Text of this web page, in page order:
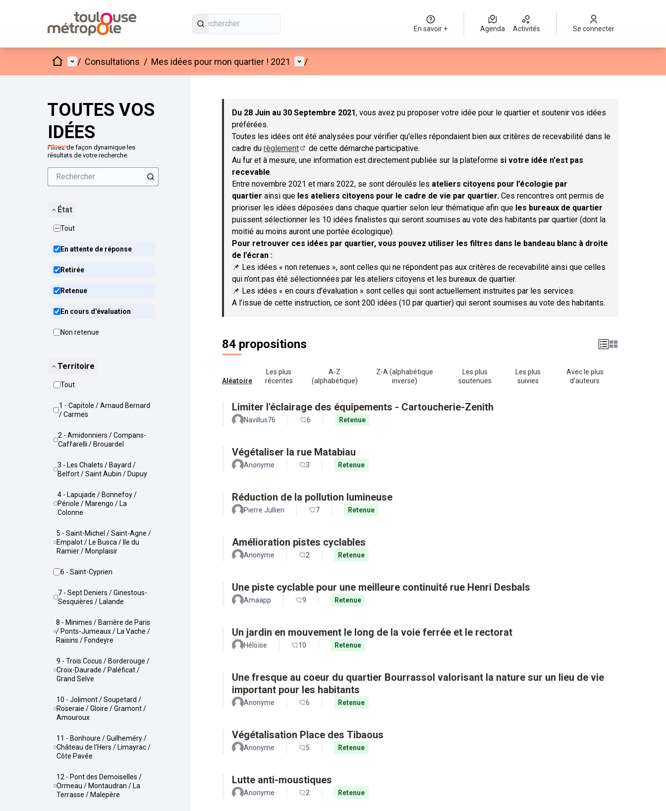
En savoir + Agenda Activités Se connecter
AccueilMenu principal
/ Consultations / Mes idées pour mon quartier ! 2021 Menu utilisateur
/
TOUTES VOS
IDÉES
Filtrez de façon dynamique les
résultats de votre recherche.
État
Tout
En attente de réponse
Retirée
Retenue
En cours d'évaluation
Non retenue
Territoire
Tout
1 - Capitole / Arnaud Bernard
/ Carmes
2 - Amidonniers / Compans-
Caffarelli / Brouardel
3 - Les Chalets / Bayard /
Belfort / Saint Aubin / Dupuy
4 - Lapujade / Bonnefoy /
Périole / Marengo / La
Colonne
5 - Saint-Michel / Saint-Agne /
Empalot / Le Busca / Ile du
Ramier / Monplaisir
6 - Saint-Cyprien
7 - Sept Deniers / Ginestous-
Sesquières / Lalande
8 - Minimes / Barrière de Paris
/ Ponts-Jumeaux / La Vache /
Raisins / Fondeyre
9 - Trois Cocus / Borderouge /
Croix-Daurade / Paléficat /
Grand Selve
10 - Jolimont / Soupetard /
Roseraie / Gloire / Gramont /
Amouroux
11 - Bonhoure / Guilheméry /
Château de l'Hers / Limayrac /
Côte Pavée
12 - Pont des Demoiselles /
Ormeau / Montaudran / La
Terrasse / Malepère
Passer la carte
Du 28 Juin au 30 Septembre 2021, vous avez pu proposer votre idée pour le quartier et soutenir vos idées
préférées.
Toutes les idées ont été analysées pour vérifier qu'elles répondaient bien aux critères de recevabilité dans le
cadre du règlement
(S'ouvre dans un nouvel onglet)
de cette démarche participative.
Au fur et à mesure, une information est directement publiée sur la plateforme si votre idée n'est pas
recevable.
Entre novembre 2021 et mars 2022, se sont déroulés les ateliers citoyens pour l’écologie par
quartier ainsi que les ateliers citoyens pour le cadre de vie par quartier. Ces rencontres ont permis de
prioriser les idées déposées dans chaque quartier selon leur thématique afin que les bureaux de quartier
puissent sélectionner les 10 idées finalistes qui seront soumises au vote des habitants par quartier (dont la
moitié au moins auront une portée écologique).
Pour retrouver ces idées par quartier, vous pouvez utiliser les filtres dans le bandeau blanc à droite
de l’écran :
📌 Les idées « non retenues », sont celles qui ne répondent pas aux critères de recevabilité ainsi que celles
qui n’ont pas été sélectionnées par les ateliers citoyens et les bureaux de quartier.
📌 Les idées « en cours d’évaluation » sont celles qui sont actuellement instruites par les services.
A l’issue de cette instruction, ce sont 200 idées (10 par quartier) qui seront soumises au vote des habitants.
84 propositions
Aléatoire
Les plus
récentes
A-Z
(alphabétique)
Z-A (alphabétique
inverse)
Les plus
soutenues
Les plus
suivies
Avec le plus
d'auteurs
Limiter l'éclairage des équipements - Cartoucherie-Zenith
Navillus76 6 Retenue
Végétaliser la rue Matabiau
Anonyme 3 Retenue
Réduction de la pollution lumineuse
Pierre Jullien 7 Retenue
Amélioration pistes cyclables
Anonyme 2 Retenue
Une piste cyclable pour une meilleure continuité rue Henri Desbals
Amaapp 9 Retenue
Un jardin en mouvement le long de la voie ferrée et le rectorat
Héloïse 10 Retenue
Une fresque au coeur du quartier Bourrassol valorisant la nature sur un lieu de vie
important pour les habitants
Anonyme 6 Retenue
Végétalisation Place des Tibaous
Anonyme 5 Retenue
Lutte anti-moustiques
Anonyme 2 Retenue